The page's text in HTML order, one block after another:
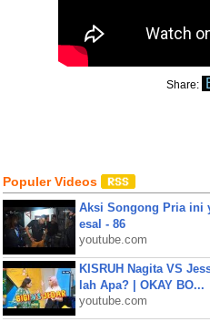
Share:
Populer Videos
Aksi Songong Pria ini
esal - 86
youtube.com
KISRUH Nagita VS
lah Apa? | OKAY BO...
youtube.com